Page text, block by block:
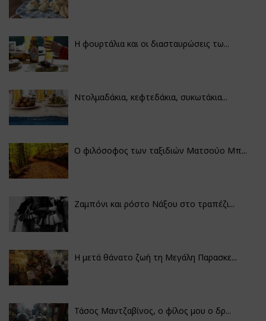
Η φουρτάλια και οι διασταυρώσεις τω...
Ντολμαδάκια, κεφτεδάκια, συκωτάκια...
Ο φιλόσοφος των ταξιδιών Ματσούο Μπ...
Ζαμπόνι και ρόστο Νάξου στο τραπέζι...
Η μετά θάνατο ζωή τη Μεγάλη Παρασκε...
Τάσος Μαντζαβίνος, ο φίλος μου ο δρ...